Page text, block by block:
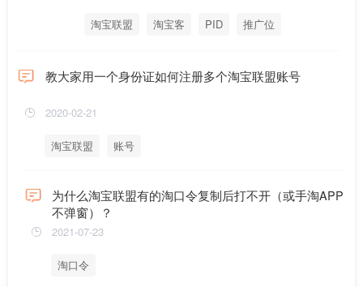
淘宝联盟 淘宝客 PID 推广位
教大家用一个身份证如何注册多个淘宝联盟账号
2020-02-21
淘宝联盟 账号
为什么淘宝联盟有的淘口令复制后打不开（或手淘APP
不弹窗）？
2021-07-23
淘口令